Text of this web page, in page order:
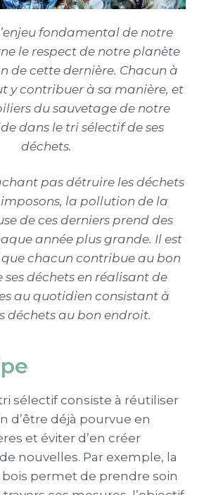
fondamental de notre
le respect de notre planète
de cette dernière. Chacun à
y contribuer à sa manière, et
du sauvetage de notre
dans le tri sélectif de ses
déchets.
pas détruire les déchets
la pollution de la
de ces derniers prend des
année plus grande. Il est
chacun contribue au bon
ses déchets en réalisant de
au quotidien consistant à
déchets au bon endroit.
sélectif consiste à réutiliser
d’être déjà pourvue en
et éviter d’en créer
nouvelles. Par exemple, la
permet de prendre soin